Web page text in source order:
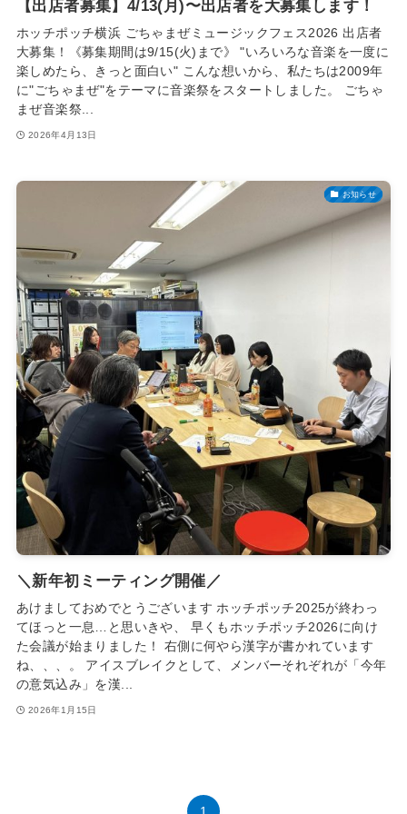
【出店者募集】4/13(月)〜出店者を大募集します！
ホッチポッチ横浜 ごちゃまぜミュージックフェス2026 出店者
大募集！《募集期間は9/15(火)まで》 "いろいろな音楽を一度に
楽しめたら、きっと面白い" こんな想いから、私たちは2009年
に"ごちゃまぜ"をテーマに音楽祭をスタートしました。 ごちゃ
まぜ音楽祭...
2026年4月13日
お知らせ
＼新年初ミーティング開催／
あけましておめでとうございます ホッチポッチ2025が終わっ
てほっと一息…と思いきや、 早くもホッチポッチ2026に向け
た会議が始まりました！ 右側に何やら漢字が書かれています
ね、、、。 アイスブレイクとして、メンバーそれぞれが「今年
の意気込み」を漢...
2026年1月15日